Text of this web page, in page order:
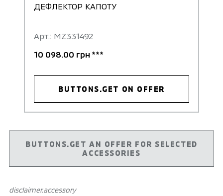
ДЕФЛЕКТОР КАПОТУ
Арт.: MZ331492
10 098.00 грн ***
BUTTONS.GET ON OFFER
BUTTONS.GET AN OFFER FOR SELECTED
ACCESSORIES
disclaimer.аccessory